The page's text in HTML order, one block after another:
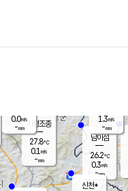
남이섬
26.2℃
0.3m/s
-mm
1.3m/s
-mm
가평조종
27.8℃
0.1 m/s
-mm
신천*
0.0m/s
-mm